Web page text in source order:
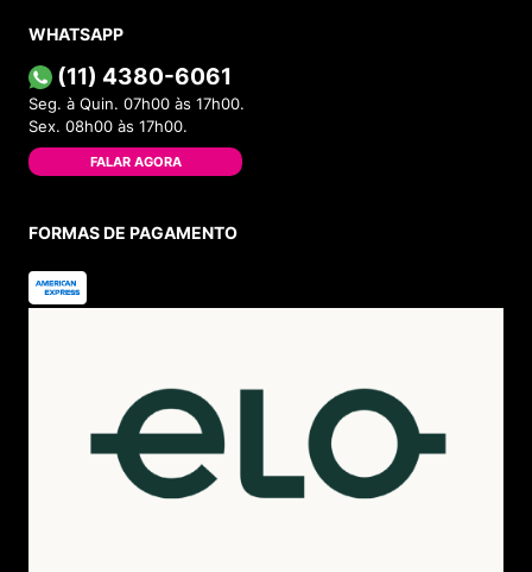
WHATSAPP
(11) 4380-6061
Seg. à Quin. 07h00 às 17h00.
Sex. 08h00 às 17h00.
FALAR AGORA
FORMAS DE PAGAMENTO